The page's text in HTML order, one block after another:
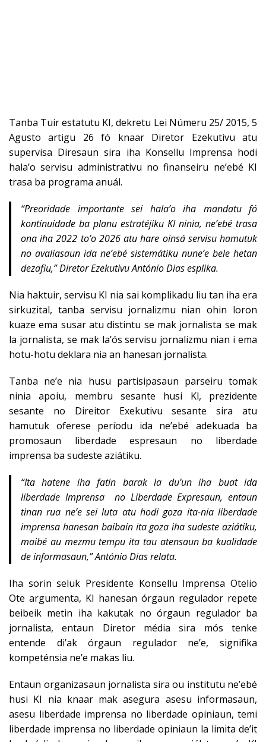
Tanba Tuir estatutu KI, dekretu Lei Númeru 25/ 2015, 5
Agusto artigu 26 fó knaar Diretor Ezekutivu atu
supervisa Diresaun sira iha Konsellu Imprensa hodi
hala’o servisu administrativu no finanseiru ne’ebé KI
trasa ba programa anuál.
“Preoridade importante sei hala’o iha mandatu fó
kontinuidade ba planu estratéjiku KI ninia, ne’ebé trasa
ona iha 2022 to’o 2026 atu hare oinsá servisu hamutuk
no avaliasaun ida ne’ebé sistemátiku nune’e bele hetan
dezafiu,” Diretor Ezekutivu António Dias esplika.
Nia haktuir, servisu KI nia sai komplikadu liu tan iha era
sirkuzital, tanba servisu jornalizmu nian ohin loron
kuaze ema susar atu distintu se mak jornalista se mak
la jornalista, se mak la’ós servisu jornalizmu nian i ema
hotu-hotu deklara nia an hanesan jornalista.
Tanba ne’e nia husu partisipasaun parseiru tomak
ninia apoiu, membru sesante husi Kl, prezidente
sesante no Direitor Exekutivu sesante sira atu
hamutuk oferese períodu ida ne’ebé adekuada ba
promosaun liberdade espresaun no liberdade
imprensa ba sudeste aziátiku.
“Ita hatene iha fatin barak la du’un iha buat ida
liberdade Imprensa no Liberdade Expresaun, entaun
tinan rua ne’e sei luta atu hodi goza ita-nia liberdade
imprensa hanesan baibain ita goza iha sudeste aziátiku,
maibé au mezmu tempu ita tau atensaun ba kualidade
de informasaun,” António Dias relata.
Iha sorin seluk Presidente Konsellu Imprensa Otelio
Ote argumenta, KI hanesan órgaun regulador repete
beibeik metin iha kakutak no órgaun regulador ba
jornalista, entaun Diretor média sira mós tenke
entende di’ak órgaun regulador ne’e, signifika
kompeténsia ne’e makas liu.
Entaun organizasaun jornalista sira ou institutu ne’ebé
husi KI nia knaar mak asegura asesu informasaun,
asesu liberdade imprensa no liberdade opiniaun, temi
liberdade imprensa no liberdade opiniaun la limita de’it